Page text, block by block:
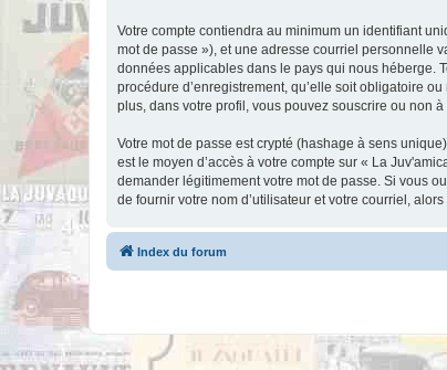
Votre compte contiendra au minimum un identifiant
mot de passe »), et une adresse courriel personnelle
données applicables dans le pays qui nous héberge.
procédure d’enregistrement, qu’elle soit obligatoire
plus, dans votre profil, vous pouvez souscrire ou non
Votre mot de passe est crypté (hashage à sens
est le moyen d’accès à votre compte sur « La
demander légitimement votre mot de passe. Si vous
de fournir votre nom d’utilisateur et votre courriel,
Index du forum